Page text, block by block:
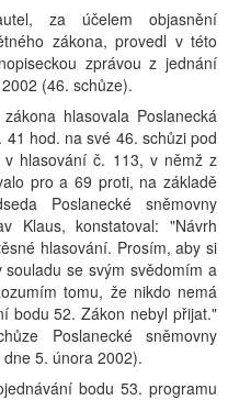
za účelem objasnění
zákona, provedl v této
zprávou z jednání
(46. schůze).
hlasovala Poslanecká
hod. na své 46. schůzi pod
hlasování č. 113, v němž z
pro a 69 proti, na základě
Poslanecké sněmovny
Klaus, konstatoval: "Návrh
hlasování. Prosím, aby si
se svým svědomím a
tomu, že nikdo nemá
bodu 52. Zákon nebyl přijat."
Poslanecké sněmovny
5. února 2002).
bodu 53. programu